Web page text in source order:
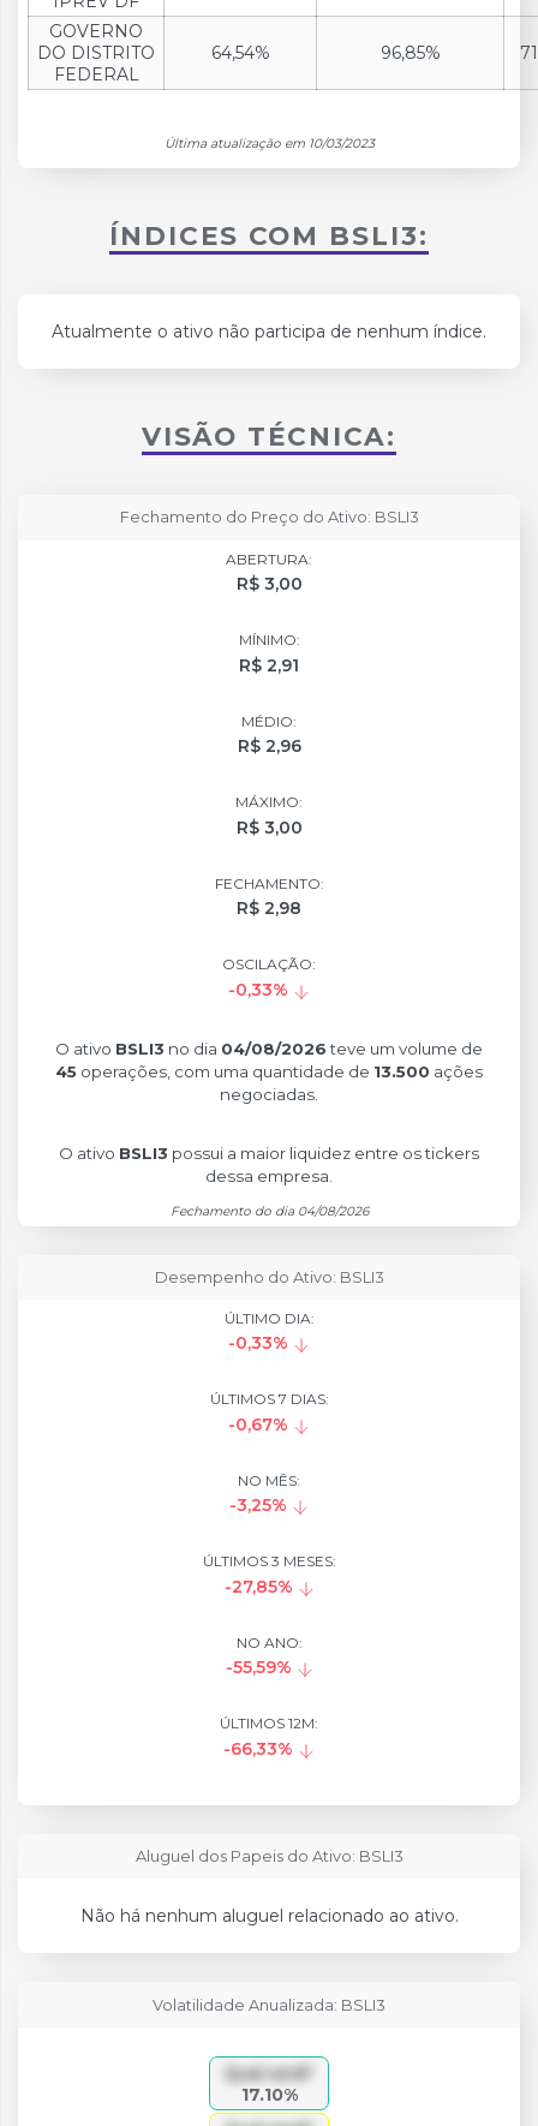
GOVERNO
DO DISTRITO
FEDERAL
64,54% 96,85%
Última atualização em 10/03/2023
ÍNDICES COM BSLI3:
Atualmente o ativo não participa de nenhum índice.
VISÃO TÉCNICA:
Fechamento do Preço do Ativo: BSLI3
ABERTURA:
R$ 3,00
MÍNIMO:
R$ 2,91
MÉDIO:
R$ 2,96
MÁXIMO:
R$ 3,00
FECHAMENTO:
R$ 2,98
OSCILAÇÃO:
-0,33%
O ativo BSLI3 no dia 04/08/2026teve um volume de
45 operações, com uma quantidade de 13.500 ações
negociadas.
O ativo BSLI3 possui a maior liquidez entre os tickers
dessa empresa.
Fechamento do dia 04/08/2026
Desempenho do Ativo: BSLI3
ÚLTIMO DIA:
-0,33%
ÚLTIMOS 7 DIAS:
-0,67%
NO MÊS:
-3,25%
ÚLTIMOS 3 MESES:
-27,85%
NO ANO:
-55,59%
ÚLTIMOS 12M:
-66,33%
Aluguel dos Papeis do Ativo: BSLI3
Não há nenhum aluguel relacionado ao ativo.
Volatilidade Anualizada: BSLI3
Qual será?
17.10%